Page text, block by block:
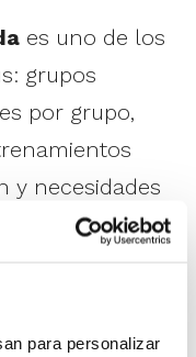
para personalizar
es uno de los
grupos
por grupo,
y necesidades
mejorar no es